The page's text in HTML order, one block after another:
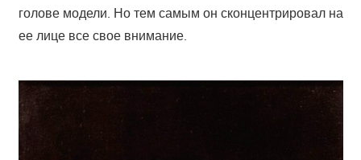
голове модели. Но тем самым он сконцентрировал на
ее лице все свое внимание.